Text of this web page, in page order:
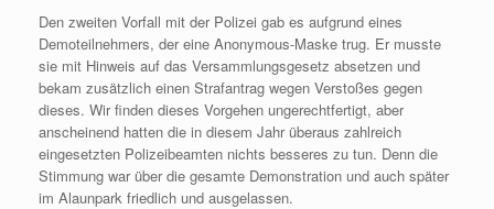
Den zweiten Vorfall mit der Polizei gab es aufgrund eines
Demoteilnehmers, der eine Anonymous-Maske trug. Er musste
sie mit Hinweis auf das Versammlungsgesetz absetzen und
bekam zusätzlich einen Strafantrag wegen Verstoßes gegen
dieses. Wir finden dieses Vorgehen ungerechtfertigt, aber
anscheinend hatten die in diesem Jahr überaus zahlreich
eingesetzten Polizeibeamten nichts besseres zu tun. Denn die
Stimmung war über die gesamte Demonstration und auch später
im Alaunpark friedlich und ausgelassen.